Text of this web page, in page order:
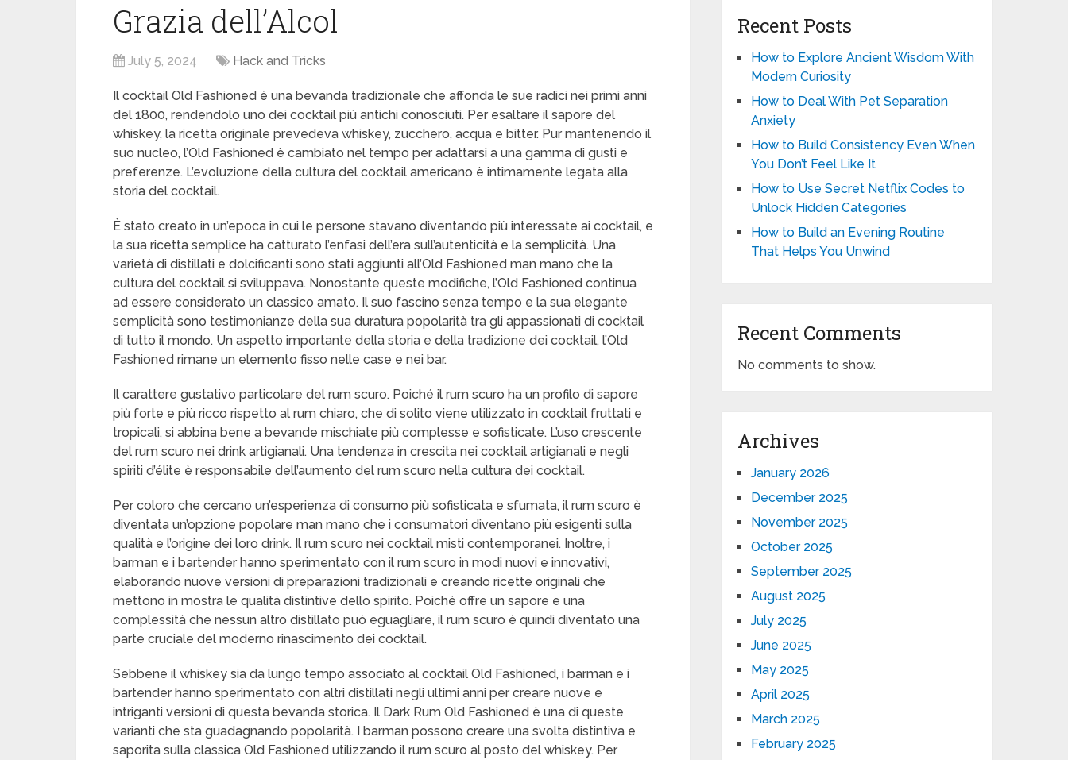
Grazia dell’Alcol
July 5, 2024 Hack and Tricks
Il cocktail Old Fashioned è una bevanda tradizionale che affonda le sue radici nei primi anni
del 1800, rendendolo uno dei cocktail più antichi conosciuti. Per esaltare il sapore del
whiskey, la ricetta originale prevedeva whiskey, zucchero, acqua e bitter. Pur mantenendo il
suo nucleo, l’Old Fashioned è cambiato nel tempo per adattarsi a una gamma di gusti e
preferenze. L’evoluzione della cultura del cocktail americano è intimamente legata alla
storia del cocktail.
È stato creato in un’epoca in cui le persone stavano diventando più interessate ai cocktail, e
la sua ricetta semplice ha catturato l’enfasi dell’era sull’autenticità e la semplicità. Una
varietà di distillati e dolcificanti sono stati aggiunti all’Old Fashioned man mano che la
cultura del cocktail si sviluppava. Nonostante queste modifiche, l’Old Fashioned continua
ad essere considerato un classico amato. Il suo fascino senza tempo e la sua elegante
semplicità sono testimonianze della sua duratura popolarità tra gli appassionati di cocktail
di tutto il mondo. Un aspetto importante della storia e della tradizione dei cocktail, l’Old
Fashioned rimane un elemento fisso nelle case e nei bar.
Il carattere gustativo particolare del rum scuro. Poiché il rum scuro ha un profilo di sapore
più forte e più ricco rispetto al rum chiaro, che di solito viene utilizzato in cocktail fruttati e
tropicali, si abbina bene a bevande mischiate più complesse e sofisticate. L’uso crescente
del rum scuro nei drink artigianali. Una tendenza in crescita nei cocktail artigianali e negli
spiriti d’élite è responsabile dell’aumento del rum scuro nella cultura dei cocktail.
Per coloro che cercano un’esperienza di consumo più sofisticata e sfumata, il rum scuro è
diventata un’opzione popolare man mano che i consumatori diventano più esigenti sulla
qualità e l’origine dei loro drink. Il rum scuro nei cocktail misti contemporanei. Inoltre, i
barman e i bartender hanno sperimentato con il rum scuro in modi nuovi e innovativi,
elaborando nuove versioni di preparazioni tradizionali e creando ricette originali che
mettono in mostra le qualità distintive dello spirito. Poiché offre un sapore e una
complessità che nessun altro distillato può eguagliare, il rum scuro è quindi diventato una
parte cruciale del moderno rinascimento dei cocktail.
Sebbene il whiskey sia da lungo tempo associato al cocktail Old Fashioned, i barman e i
bartender hanno sperimentato con altri distillati negli ultimi anni per creare nuove e
intriganti versioni di questa bevanda storica. Il Dark Rum Old Fashioned è una di queste
varianti che sta guadagnando popolarità. I barman possono creare una svolta distintiva e
saporita sulla classica Old Fashioned utilizzando il rum scuro al posto del whiskey. Per
Recent Posts
How to Explore Ancient Wisdom With
Modern Curiosity
How to Deal With Pet Separation
Anxiety
How to Build Consistency Even When
You Don’t Feel Like It
How to Use Secret Netflix Codes to
Unlock Hidden Categories
How to Build an Evening Routine
That Helps You Unwind
Recent Comments
No comments to show.
Archives
January 2026
December 2025
November 2025
October 2025
September 2025
August 2025
July 2025
June 2025
May 2025
April 2025
March 2025
February 2025